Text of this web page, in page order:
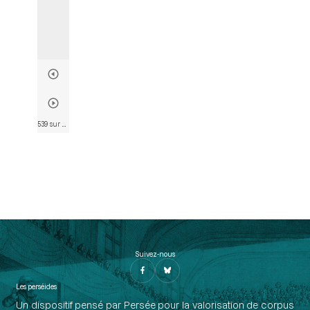
Suivez-nous
Les perséides
Un dispositif pensé par Persée pour la valorisation de corpus